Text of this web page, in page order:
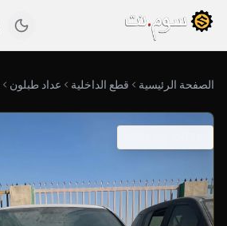
الصفحة الرئيسية قطع الداخلية عداد طبلون